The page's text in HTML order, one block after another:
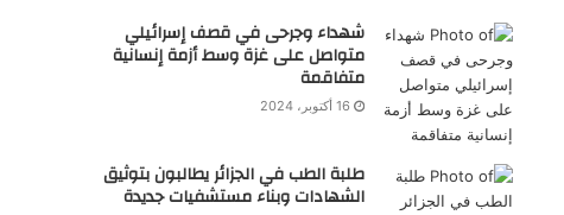
شهداء وجرحى في قصف إسرائيلي
متواصل على غزة وسط أزمة إنسانية
متفاقمة
16 أكتوبر، 2024
طلبة الطب في الجزائر يطالبون بتوثيق
الشهادات وبناء مستشفيات جديدة